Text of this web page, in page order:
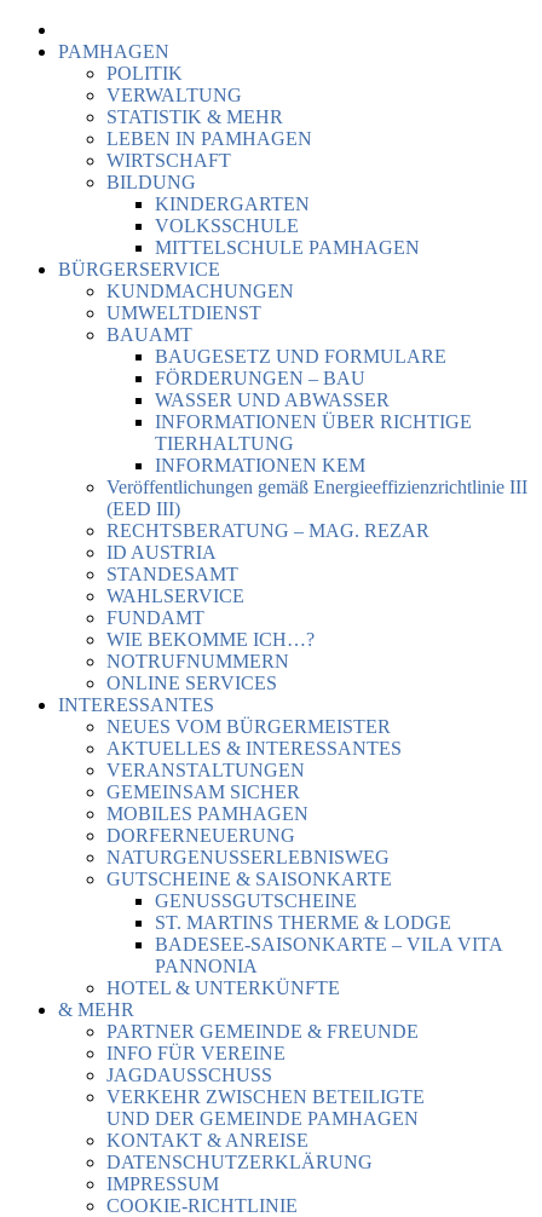
PAMHAGEN
POLITIK
VERWALTUNG
STATISTIK & MEHR
LEBEN IN PAMHAGEN
WIRTSCHAFT
BILDUNG
KINDERGARTEN
VOLKSSCHULE
MITTELSCHULE PAMHAGEN
BÜRGERSERVICE
KUNDMACHUNGEN
UMWELTDIENST
BAUAMT
BAUGESETZ UND FORMULARE
FÖRDERUNGEN – BAU
WASSER UND ABWASSER
INFORMATIONEN ÜBER RICHTIGE
TIERHALTUNG
INFORMATIONEN KEM
Veröffentlichungen gemäß Energieeffizienzrichtlinie III
(EED III)
RECHTSBERATUNG – MAG. REZAR
ID AUSTRIA
STANDESAMT
WAHLSERVICE
FUNDAMT
WIE BEKOMME ICH…?
NOTRUFNUMMERN
ONLINE SERVICES
INTERESSANTES
NEUES VOM BÜRGERMEISTER
AKTUELLES & INTERESSANTES
VERANSTALTUNGEN
GEMEINSAM SICHER
MOBILES PAMHAGEN
DORFERNEUERUNG
NATURGENUSSERLEBNISWEG
GUTSCHEINE & SAISONKARTE
GENUSSGUTSCHEINE
ST. MARTINS THERME & LODGE
BADESEE-SAISONKARTE – VILA VITA
PANNONIA
HOTEL & UNTERKÜNFTE
& MEHR
PARTNER GEMEINDE & FREUNDE
INFO FÜR VEREINE
JAGDAUSSCHUSS
VERKEHR ZWISCHEN BETEILIGTE
UND DER GEMEINDE PAMHAGEN
KONTAKT & ANREISE
DATENSCHUTZERKLÄRUNG
IMPRESSUM
COOKIE-RICHTLINIE